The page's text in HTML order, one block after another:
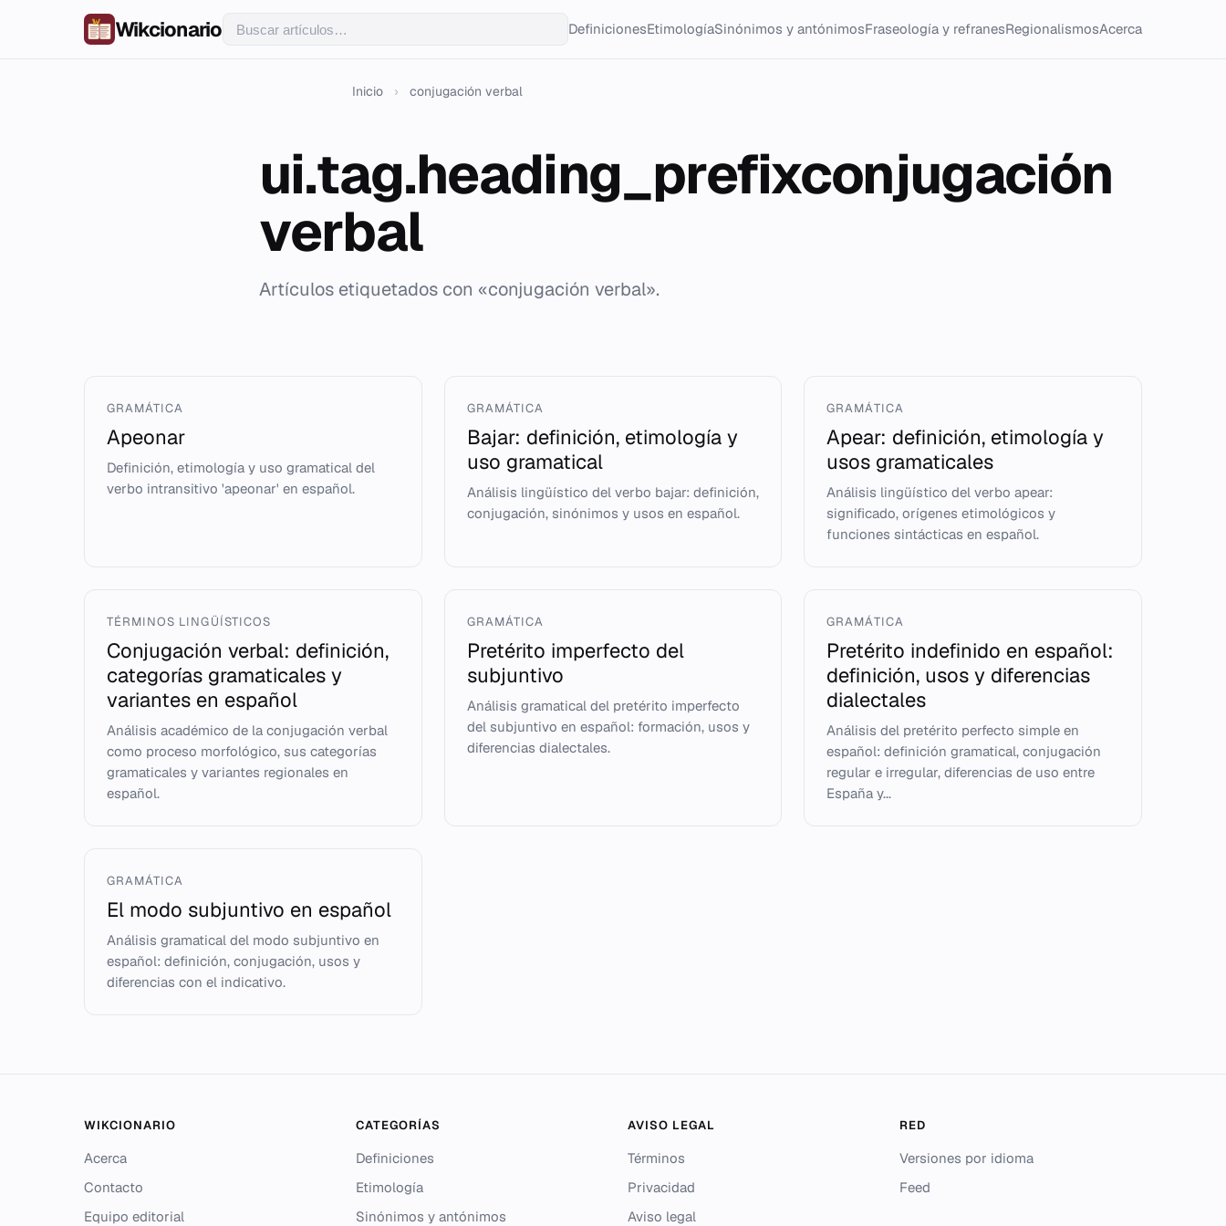
Wikcionario DefinicionesEtimologíaSinónimos y antónimosFraseología y refranesRegionalismosAcerca
Inicio › conjugación verbal
ui.tag.heading_prefixconjugación
verbal
Artículos etiquetados con «conjugación verbal».
GRAMÁTICA
Apeonar
Definición, etimología y uso gramatical del
verbo intransitivo 'apeonar' en español.
GRAMÁTICA
Bajar: definición, etimología y
uso gramatical
Análisis lingüístico del verbo bajar: definición,
conjugación, sinónimos y usos en español.
GRAMÁTICA
Apear: definición, etimología y
usos gramaticales
Análisis lingüístico del verbo apear:
significado, orígenes etimológicos y
funciones sintácticas en español.
TÉRMINOS LINGÜÍSTICOS
Conjugación verbal: definición,
categorías gramaticales y
variantes en español
Análisis académico de la conjugación verbal
como proceso morfológico, sus categorías
gramaticales y variantes regionales en
español.
GRAMÁTICA
Pretérito imperfecto del
subjuntivo
Análisis gramatical del pretérito imperfecto
del subjuntivo en español: formación, usos y
diferencias dialectales.
GRAMÁTICA
Pretérito indefinido en español:
definición, usos y diferencias
dialectales
Análisis del pretérito perfecto simple en
español: definición gramatical, conjugación
regular e irregular, diferencias de uso entre
España y...
GRAMÁTICA
El modo subjuntivo en español
Análisis gramatical del modo subjuntivo en
español: definición, conjugación, usos y
diferencias con el indicativo.
WIKCIONARIO
Acerca
Contacto
Equipo editorial
CATEGORÍAS
Definiciones
Etimología
Sinónimos y antónimos
AVISO LEGAL
Términos
Privacidad
Aviso legal
RED
Versiones por idioma
Feed